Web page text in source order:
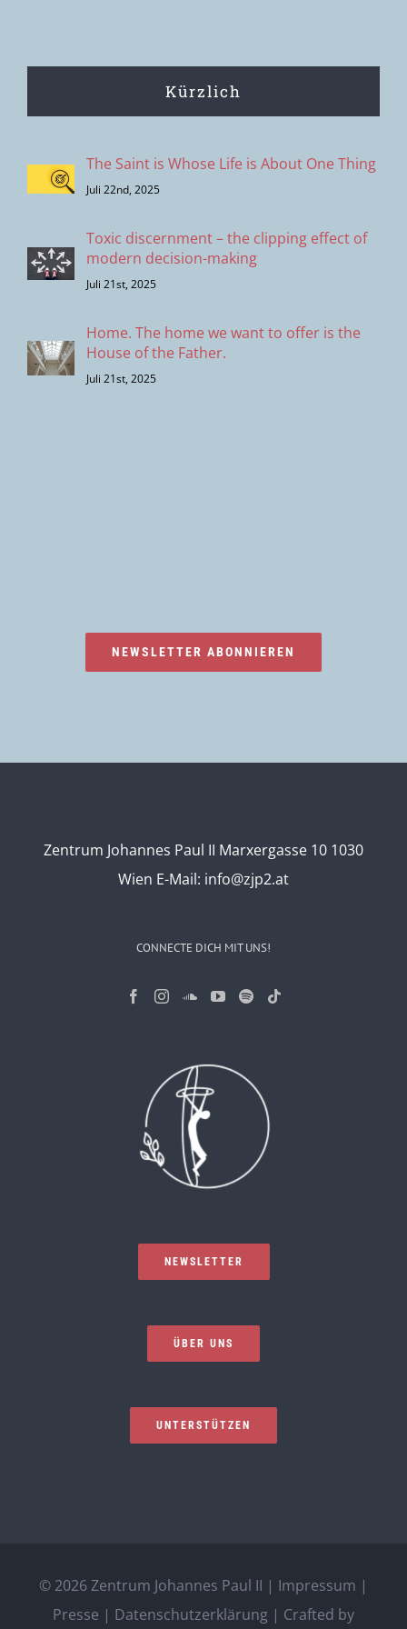
Kürzlich
The Saint is Whose Life is About One Thing
Juli 22nd, 2025
Toxic discernment – the clipping effect of
modern decision-making
Juli 21st, 2025
Home. The home we want to offer is the
House of the Father.
Juli 21st, 2025
NEWSLETTER ABONNIEREN
Zentrum Johannes Paul II Marxergasse 10 1030
Wien E-Mail: info@zjp2.at
CONNECTE DICH MIT UNS!
NEWSLETTER
ÜBER UNS
UNTERSTÜTZEN
© 2026 Zentrum Johannes Paul II | Impressum |
Presse | Datenschutzerklärung | Crafted by